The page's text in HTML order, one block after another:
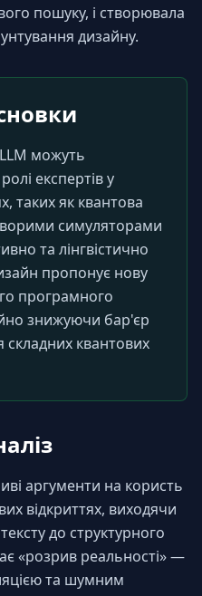
пошуку, і створювала
дизайну.
можуть
експертів у
таких як квантова
симуляторами
та лінгвістично
пропонує нову
програмного
знижуючи бар'єр
складних квантових
аргументи на користь
відкриттях, виходячи
до структурного
«розрив реальності» —
та шумним